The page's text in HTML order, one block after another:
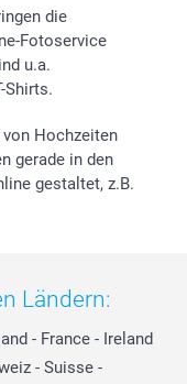
die
Fotoservice
u.a.
Shirts.
Hochzeiten
gerade in den
gestaltet, z.B.
Ländern:
- France - Ireland
- Suisse -